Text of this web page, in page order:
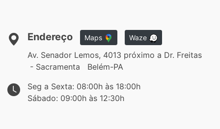
Endereço Maps Waze
Av. Senador Lemos, 4013 próximo a Dr. Freitas
- Sacramenta Belém-PA
Seg a Sexta: 08:00h às 18:00h
Sábado: 09:00h às 12:30h